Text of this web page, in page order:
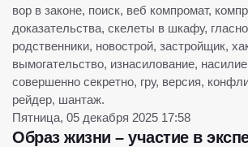
вор в законе, поиск, веб компромат,
доказательства, скелеты в шкафу,
родственники, новострой, застройщик,
вымогательство, изнасилование,
совершенно секретно, гру, версия,
рейдер, шантаж.
Пятница, 05 декабря 2025 17:58
Образ жизни – участие в